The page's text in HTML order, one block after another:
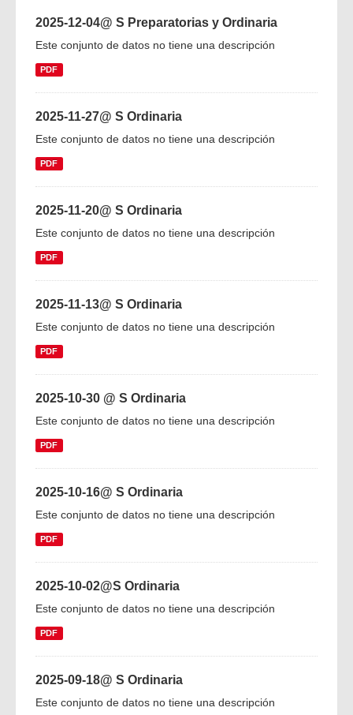
2025-12-04@ S Preparatorias y Ordinaria
Este conjunto de datos no tiene una descripción
PDF
2025-11-27@ S Ordinaria
Este conjunto de datos no tiene una descripción
PDF
2025-11-20@ S Ordinaria
Este conjunto de datos no tiene una descripción
PDF
2025-11-13@ S Ordinaria
Este conjunto de datos no tiene una descripción
PDF
2025-10-30 @ S Ordinaria
Este conjunto de datos no tiene una descripción
PDF
2025-10-16@ S Ordinaria
Este conjunto de datos no tiene una descripción
PDF
2025-10-02@S Ordinaria
Este conjunto de datos no tiene una descripción
PDF
2025-09-18@ S Ordinaria
Este conjunto de datos no tiene una descripción